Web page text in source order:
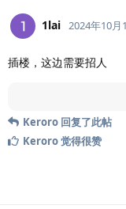
1lai 2024年10月
插楼，这边需要招人
Keroro 回复了此帖
Keroro觉得很赞